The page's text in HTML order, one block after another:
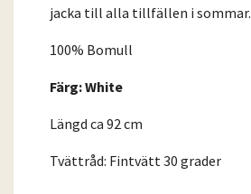
jacka till alla tillfällen i sommar.
100% Bomull
Färg: White
Längd ca 92 cm
Tvättråd: Fintvätt 30 grader